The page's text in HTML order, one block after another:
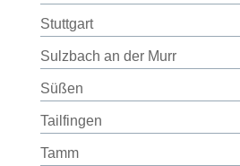
Stuttgart
Sulzbach an der Murr
Süßen
Tailfingen
Tamm